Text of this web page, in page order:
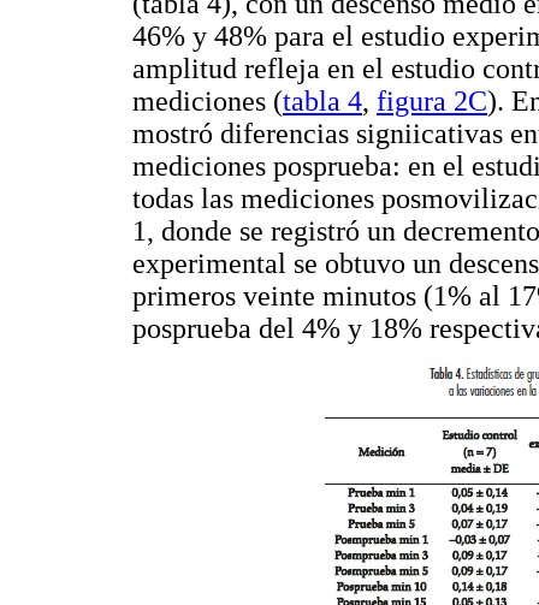
46% y 48% para el estudio
amplitud refleja en el estudio
mediciones (tabla 4, figura 2C).
mostró diferencias signiicativas
mediciones posprueba: en el
todas las mediciones
1, donde se registró un
experimental se obtuvo un
primeros veinte minutos (1% al
posprueba del 4% y 18%